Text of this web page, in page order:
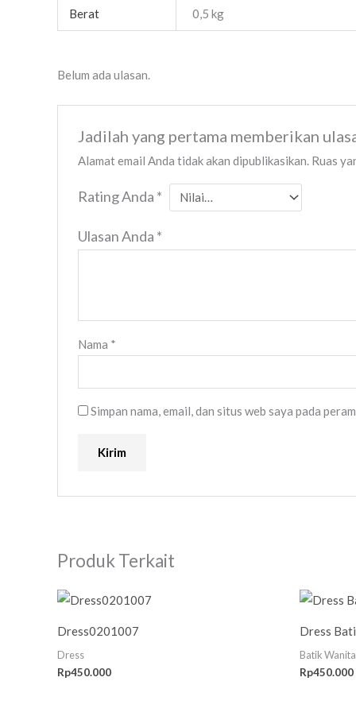
Berat 0,5 kg
Belum ada ulasan.
Jadilah yang pertama memberikan
Alamat email Anda tidak akan dipublikasikan. Ruas
Rating Anda *
Ulasan Anda *
Nama *
Simpan nama, email, dan situs web saya pada
Produk Terkait
Dress0201007
Dress
Rp450.000
Dress
Batik Wanita
Rp450.000